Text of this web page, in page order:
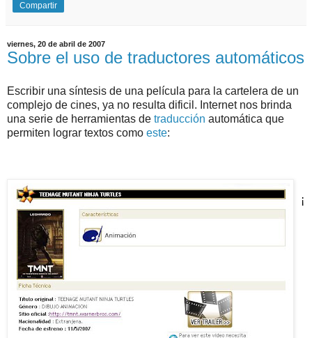
Compartir
viernes, 20 de abril de 2007
Sobre el uso de traductores automáticos
Escribir una síntesis de una película para la cartelera de un
complejo de cines, ya no resulta dificil. Internet nos brinda
una serie de herramientas de traducción automática que
permiten lograr textos como este:
¡